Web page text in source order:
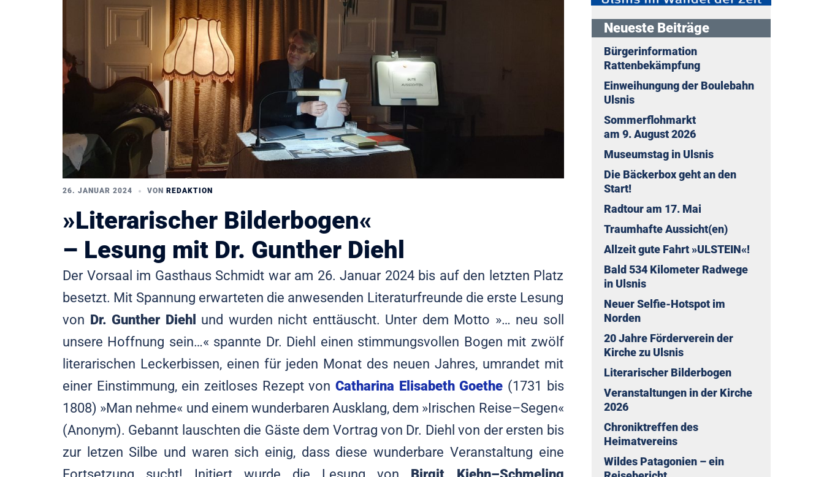
26. JANUAR 2024 VON REDAKTION
»Literarischer Bilderbogen«
– Lesung mit Dr. Gunther Diehl
Der Vorsaal im Gasthaus Schmidt war am 26. Januar 2024 bis auf den letzten Platz
besetzt. Mit Spannung erwarteten die anwesenden Literaturfreunde die erste Lesung
von Dr. Gunther Diehl und wurden nicht enttäuscht. Unter dem Motto »… neu soll
unsere Hoffnung sein…« spannte Dr. Diehl einen stimmungsvollen Bogen mit zwölf
literarischen Leckerbissen, einen für jeden Monat des neuen Jahres, umrandet mit
einer Einstimmung, ein zeitloses Rezept von Catharina Elisabeth Goethe (1731 bis
1808) »Man nehme« und einem wunderbaren Ausklang, dem »Irischen Reise–Segen«
(Anonym). Gebannt lauschten die Gäste dem Vortrag von Dr. Diehl von der ersten bis
zur letzen Silbe und waren sich einig, dass diese wunderbare Veranstaltung eine
Neueste Beiträge
Bürgerinformation
Rattenbekämpfung
Einweihungung der Boulebahn
Ulsnis
Sommerflohmarkt
am 9. August 2026
Museumstag in Ulsnis
Die Bäckerbox geht an den
Start!
Radtour am 17. Mai
Traumhafte Aussicht(en)
Allzeit gute Fahrt »ULSTEIN«!
Bald 534 Kilometer Radwege
in Ulsnis
Neuer Selfie-Hotspot im
Norden
20 Jahre Förderverein der
Kirche zu Ulsnis
Literarischer Bilderbogen
Veranstaltungen in der Kirche
2026
Chroniktreffen des
Heimatvereins
Wildes Patagonien – ein